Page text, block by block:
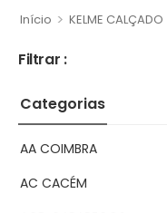
Início > KELME CALÇADO
Filtrar :
Categorias
AA COIMBRA
AC CACÉM